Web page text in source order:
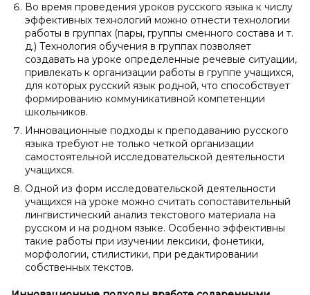
Во время проведения уроков русского языка к числу
эффективных технологий можно отнести технологии
работы в группах (пары, группы сменного состава и т.
д.) Технология обучения в группах позволяет
создавать на уроке определенные речевые ситуации,
привлекать к организации работы в группе учащихся,
для которых русский язык родной, что способствует
формированию коммуникативной компетенции
школьников.
Инновационные подходы к преподаванию русского
языка требуют не только четкой организации
самостоятельной исследовательской деятельности
учащихся.
Одной из форм исследовательской деятельности
учащихся на уроке можно считать сопоставительный
лингвистический анализ текстового материала на
русском и на родном языке. Особенно эффективны
такие работы при изучении лексики, фонетики,
морфологии, стилистики, при редактировании
собственных текстов.